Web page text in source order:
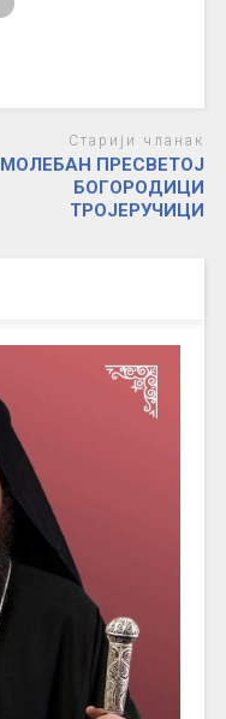
Старији чланак
МОЛЕБАН ПРЕСВЕТОЈ
БОГОРОДИЦИ
ТРОЈЕРУЧИЦИ